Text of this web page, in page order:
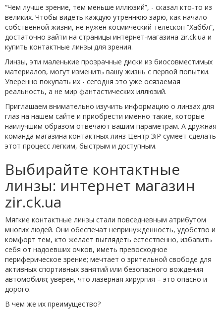
“Чем лучше зрение, тем меньше иллюзий”, - сказал кто-то из
великих. Чтобы видеть каждую утреннюю зарю, как начало
собственной жизни, не нужен космический телескоп “Хаббл”,
достаточно зайти на страницы интернет-магазина zir.ck.ua и
купить контактные линзы для зрения.
Линзы, эти маленькие прозрачные диски из биосовместимых
материалов, могут изменить вашу жизнь с первой попытки.
Уверенно покупать их - сегодня это уже осязаемая
реальность, а не мир фантастических иллюзий.
Приглашаем внимательно изучить информацию о линзах для
глаз на нашем сайте и приобрести именно такие, которые
наилучшим образом отвечают вашим параметрам. А дружная
команда магазина контактных линз Центр ЗіР сумеет сделать
этот процесс легким, быстрым и доступным.
Выбирайте контактные
линзы: интернет магазин
zir.ck.ua
Мягкие контактные линзы стали повседневным атрибутом
многих людей. Они обеспечат непринужденность, удобство и
комфорт тем, кто желает выглядеть естественно, избавить
себя от надоевших очков, иметь превосходное
периферическое зрение; мечтает о зрительной свободе для
активных спортивных занятий или безопасного вождения
автомобиля; уверен, что лазерная хирургия – это опасно и
дорого.
В чем же их преимущество?